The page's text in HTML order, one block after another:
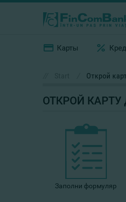
Карты
Открой
ОТКРОЙ КАРТУ
Заполни формуляр